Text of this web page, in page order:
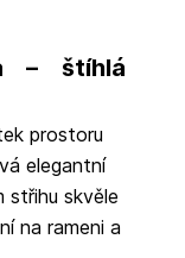
– štíhlá
prostoru
elegantní
střihu skvěle
na rameni a